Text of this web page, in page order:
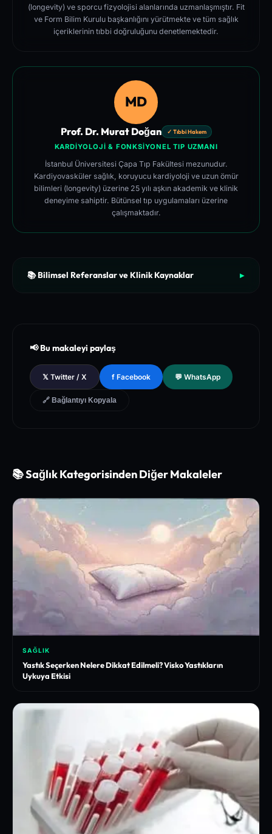
(longevity) ve sporcu fizyolojisi alanlarında uzmanlaşmıştır. Fit
ve Form Bilim Kurulu başkanlığını yürütmekte ve tüm sağlık
içeriklerinin tıbbi doğruluğunu denetlemektedir.
MD
Prof. Dr. Murat Doğan ✓ Tıbbi Hakem
KARDIYOLOJI & FONKSIYONEL TIP UZMANI
İstanbul Üniversitesi Çapa Tıp Fakültesi mezunudur.
Kardiyovasküler sağlık, koruyucu kardiyoloji ve uzun ömür
bilimleri (longevity) üzerine 25 yılı aşkın akademik ve klinik
deneyime sahiptir. Bütünsel tıp uygulamaları üzerine
çalışmaktadır.
📚 Bilimsel Referanslar ve Klinik Kaynaklar ▶
l Database of Peer-Reviewed Clinical Trials
[3]
The Lancet - Global Health and Preventive Medicine Guidel
ines for Chronic Metabolic Syndrome Management
📢 Bu makaleyi paylaş
𝕏 Twitter / X f Facebook 💬 WhatsApp
🔗 Bağlantıyı Kopyala
📚 Sağlık Kategorisinden Diğer Makaleler
SAĞLIK
Yastık Seçerken Nelere Dikkat Edilmeli? Visko Yastıkların
Uykuya Etkisi